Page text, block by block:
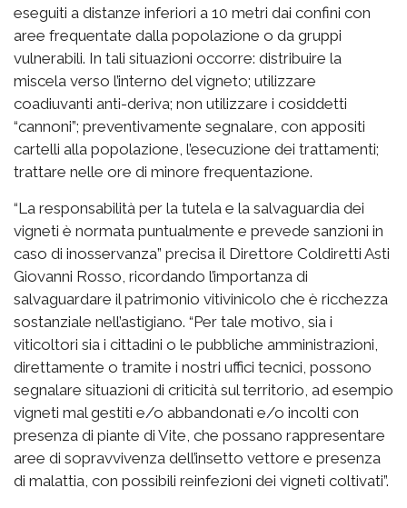
eseguiti a distanze inferiori a 10 metri dai confini con
aree frequentate dalla popolazione o da gruppi
vulnerabili. In tali situazioni occorre: distribuire la
miscela verso l’interno del vigneto; utilizzare
coadiuvanti anti-deriva; non utilizzare i cosiddetti
“cannoni”; preventivamente segnalare, con appositi
cartelli alla popolazione, l’esecuzione dei trattamenti;
trattare nelle ore di minore frequentazione.
“La responsabilità per la tutela e la salvaguardia dei
vigneti è normata puntualmente e prevede sanzioni in
caso di inosservanza” precisa il Direttore Coldiretti Asti
Giovanni Rosso, ricordando l’importanza di
salvaguardare il patrimonio vitivinicolo che è ricchezza
sostanziale nell’astigiano. “Per tale motivo, sia i
viticoltori sia i cittadini o le pubbliche amministrazioni,
direttamente o tramite i nostri uffici tecnici, possono
segnalare situazioni di criticità sul territorio, ad esempio
vigneti mal gestiti e/o abbandonati e/o incolti con
presenza di piante di Vite, che possano rappresentare
aree di sopravvivenza dell’insetto vettore e presenza
di malattia, con possibili reinfezioni dei vigneti coltivati”.